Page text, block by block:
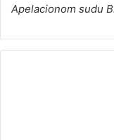
Apelacionom sudu